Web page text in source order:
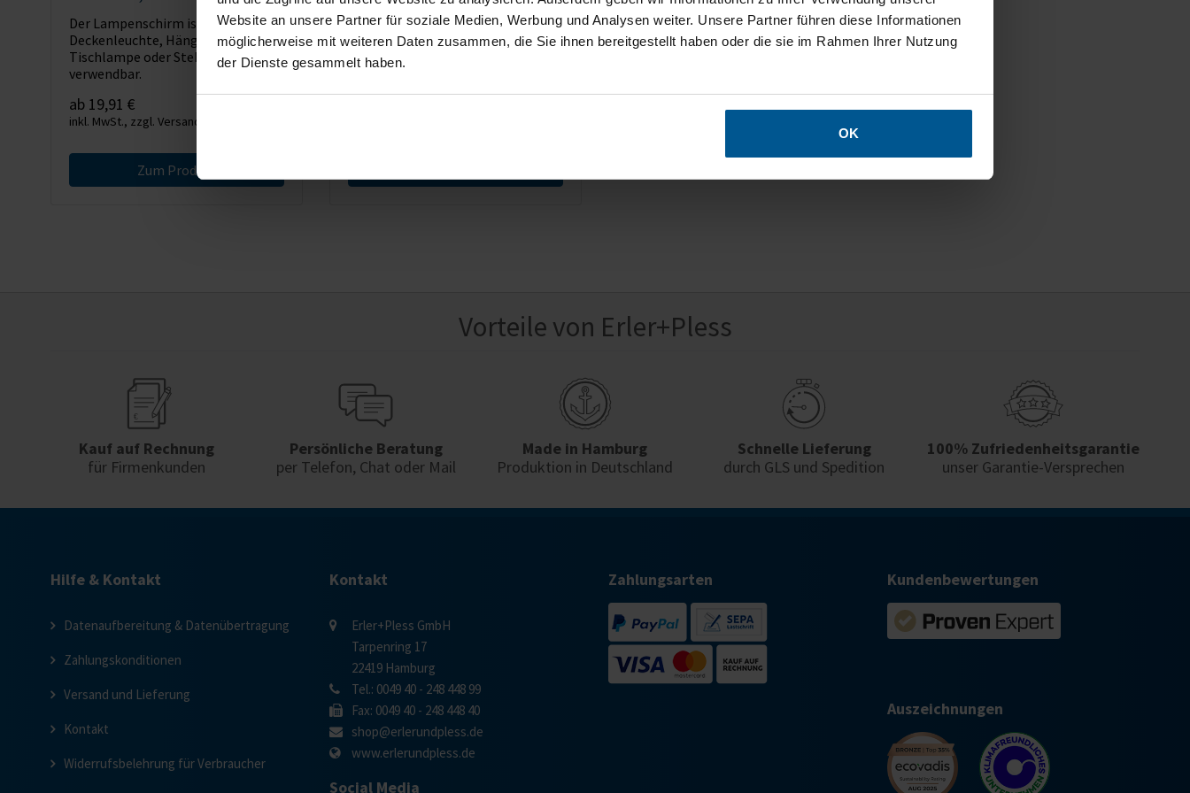
Website an unsere Partner für soziale Medien, Werbung und Analysen weiter. Unsere Partner führen diese Informationen
möglicherweise mit weiteren Daten zusammen, die Sie ihnen bereitgestellt haben oder die sie im Rahmen Ihrer Nutzung
der Dienste gesammelt haben.
OK
Der Lampenschirm ist vielfältig als
Deckenleuchte, Hängeleuchte,
Tischlampe oder Stehleuchte
verwendbar.
ab 19,91 €
inkl. MwSt., zzgl. Versand
Zum Produkt
Der Lampenschirm ist vielfältig als
Deckenleuchte, Hängeleuchte,
Tischlampe oder Stehleuchte
Vorteile von Erler+Pless
Kauf auf Rechnung
für Firmenkunden
Persönliche Beratung
per Telefon, Chat oder Mail
Made in Hamburg
Produktion in Deutschland
Schnelle Lieferung
durch GLS und Spedition
100% Zufriedenheits­garantie
unser Garantie-Versprechen
Hilfe & Kontakt
Datenaufbereitung & Datenübertragung
Zahlungskonditionen
Versand und Lieferung
Kontakt
Widerrufsbelehrung für Verbraucher
Kontakt
Erler+Pless GmbH
Tarpenring 17
22419 Hamburg
Tel.: 0049 40 - 248 448 99
Fax: 0049 40 - 248 448 40
shop@erlerundpless.de
www.erlerundpless.de
Social Media
Zahlungsarten Kundenbewertungen
Auszeichnungen